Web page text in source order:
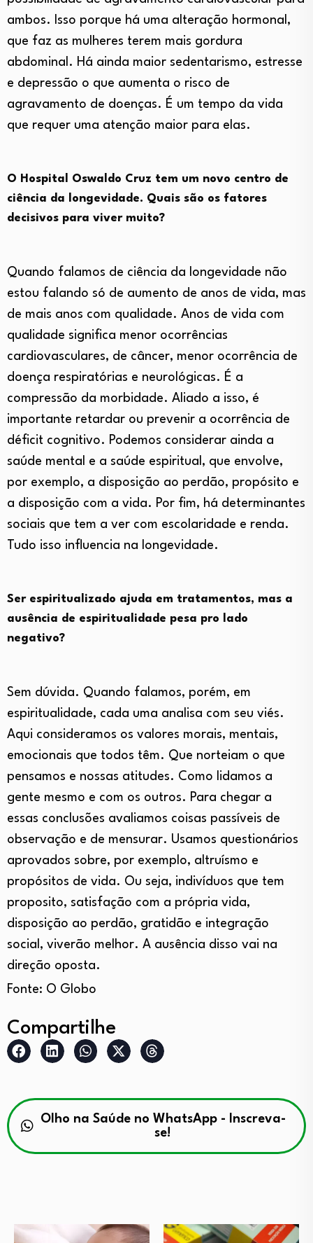
ambos. Isso porque há uma alteração hormonal,
que faz as mulheres terem mais gordura
abdominal. Há ainda maior sedentarismo, estresse
e depressão o que aumenta o risco de
agravamento de doenças. É um tempo da vida
que requer uma atenção maior para elas.
O Hospital Oswaldo Cruz tem um novo centro de
ciência da longevidade. Quais são os fatores
decisivos para viver muito?
Quando falamos de ciência da longevidade não
estou falando só de aumento de anos de vida, mas
de mais anos com qualidade. Anos de vida com
qualidade significa menor ocorrências
cardiovasculares, de câncer, menor ocorrência de
doença respiratórias e neurológicas. É a
compressão da morbidade. Aliado a isso, é
importante retardar ou prevenir a ocorrência de
déficit cognitivo. Podemos considerar ainda a
saúde mental e a saúde espiritual, que envolve,
por exemplo, a disposição ao perdão, propósito e
a disposição com a vida. Por fim, há determinantes
sociais que tem a ver com escolaridade e renda.
Tudo isso influencia na longevidade.
Ser espiritualizado ajuda em tratamentos, mas a
ausência de espiritualidade pesa pro lado
negativo?
Sem dúvida. Quando falamos, porém, em
espiritualidade, cada uma analisa com seu viés.
Aqui consideramos os valores morais, mentais,
emocionais que todos têm. Que norteiam o que
pensamos e nossas atitudes. Como lidamos a
gente mesmo e com os outros. Para chegar a
essas conclusões avaliamos coisas passíveis de
observação e de mensurar. Usamos questionários
aprovados sobre, por exemplo, altruísmo e
propósitos de vida. Ou seja, indivíduos que tem
proposito, satisfação com a própria vida,
disposição ao perdão, gratidão e integração
social, viverão melhor. A ausência disso vai na
direção oposta.
Fonte: O Globo
Compartilhe
Olho na Saúde no WhatsApp - Inscreva-
se!